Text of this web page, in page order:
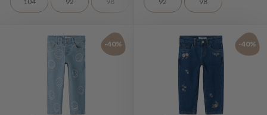
-40% -40%